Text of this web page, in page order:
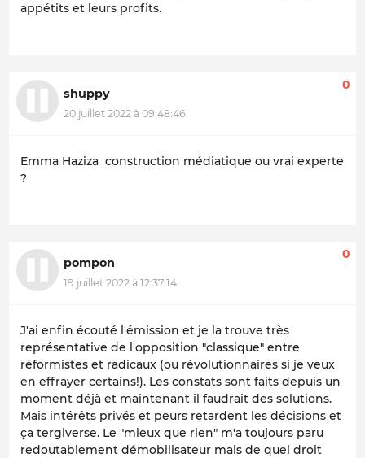
appétits et leurs profits.
shuppy
20 juillet 2022 à 09:48:46
0
Emma Haziza construction médiatique ou vrai experte
?
pompon
19 juillet 2022 à 12:37:14
0
J'ai enfin écouté l'émission et je la trouve très
représentative de l'opposition "classique" entre
réformistes et radicaux (ou révolutionnaires si je veux
en effrayer certains!). Les constats sont faits depuis un
moment déjà et maintenant il faudrait des solutions.
Mais intérêts privés et peurs retardent les décisions et
ça tergiverse. Le "mieux que rien" m'a toujours paru
redoutablement démobilisateur mais de quel droit